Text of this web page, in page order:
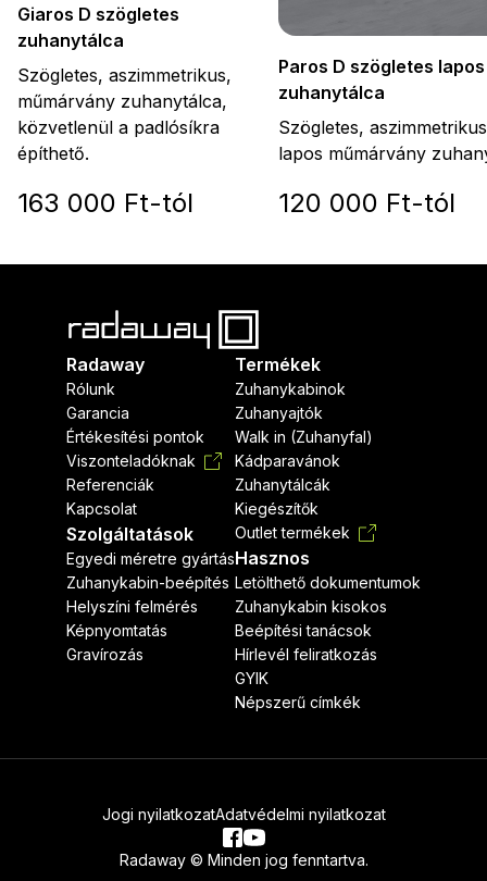
Giaros D szögletes
zuhanytálca
Szögletes, aszimmetrikus,
műmárvány zuhanytálca,
közvetlenül a padlósíkra
építhető.
163 000 Ft-tól
Paros D szögletes lapos
zuhanytálca
Szögletes,
lapos műmárvány
120 000 Ft-tól
Radaway
Rólunk
Garancia
Értékesítési pontok
Viszonteladóknak
Referenciák
Kapcsolat
Szolgáltatások
Egyedi méretre gyártás
Zuhanykabin-beépítés
Helyszíni felmérés
Képnyomtatás
Gravírozás
Termékek
Zuhanykabinok
Zuhanyajtók
Walk in (Zuhanyfal)
Kádparavánok
Zuhanytálcák
Kiegészítők
Outlet termékek
Hasznos
Letölthető dokumentumok
Zuhanykabin kisokos
Beépítési tanácsok
Hírlevél feliratkozás
GYIK
Népszerű címkék
Jogi nyilatkozatAdatvédelmi nyilatkozat
Radaway © Minden jog fenntartva.